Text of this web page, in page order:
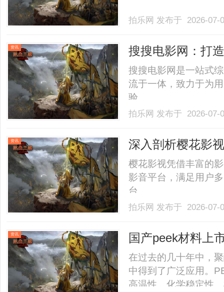
拍乐网 发布于 2026-
资讯
搜搜电影网：打
锋
搜搜电影网是一站式
流于一体，致力于为
验。......
拍乐网 发布于 2026-
资讯 深入剖析樱花影
樱花影视凭借丰富的
影音平台，满足用户
台。......
拍乐网 发布于 2026-
资讯 国产peek材料上
在过去的几十年中，
中得到了广泛应用。
高温性、化学稳定性